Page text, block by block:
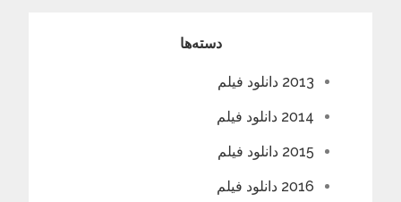
دسته‌ها
2013 دانلود فیلم
2014 دانلود فیلم
2015 دانلود فیلم
2016 دانلود فیلم